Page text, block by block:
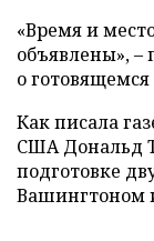
«Время и
объявлены», –
о
Как писала
США Дональд
подготовке
Вашингтоном